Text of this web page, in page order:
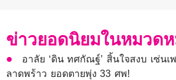
ข่าวยอดนิยมในหมวด
อาลัย ‘ดิน ทศกัณฐ์’ สิ้นใจสงบ เซ่นเ
ลาดพร้าว ยอดตายพุ่ง 33 ศพ!